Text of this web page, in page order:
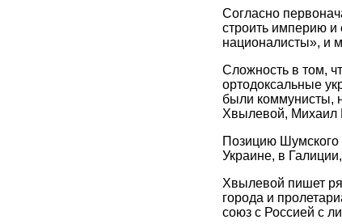
Согласно
строить империю и
националисты», и
Сложность в том,
ортодоксальные
были коммунисты,
Хвылевой, Михаил
Позицию Шумского
Украине, в
Хвылевой пишет
города и
союз с Россией с